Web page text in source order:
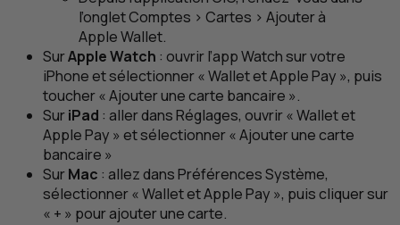
l’onglet Comptes > Cartes > Ajouter à
Apple Wallet.
SurApple Watch : ouvrir l’appWatchsur votre
iPhoneet sélectionner «WalletetApple Pay », puis
toucher « Ajouter une carte bancaire ».
SuriPad : aller dans Réglages, ouvrir «Walletet
Apple Pay » et sélectionner « Ajouter une carte
bancaire »
SurMac : allez dans Préférences Système,
sélectionner «WalletetApple Pay », puis cliquer sur
« + » pour ajouter une carte.